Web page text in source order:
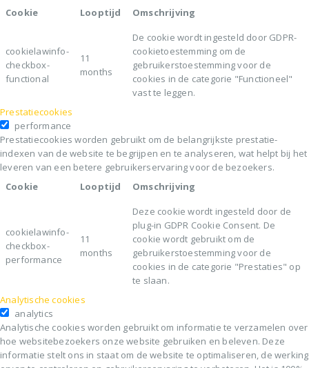
Cookie
Looptijd Omschrijving
cookielawinfo-
checkbox-
functional
11
months
De cookie wordt ingesteld door GDPR-
cookietoestemming om de
gebruikerstoestemming voor de
cookies in de categorie "Functioneel"
vast te leggen.
Prestatiecookies
performance
Prestatiecookies worden gebruikt om de belangrijkste prestatie-
indexen van de website te begrijpen en te analyseren, wat helpt bij het
leveren van een betere gebruikerservaring voor de bezoekers.
Cookie
Looptijd Omschrijving
cookielawinfo-
checkbox-
performance
11
months
Deze cookie wordt ingesteld door de
plug-in GDPR Cookie Consent. De
cookie wordt gebruikt om de
gebruikerstoestemming voor de
cookies in de categorie "Prestaties" op
te slaan.
Analytische cookies
analytics
Analytische cookies worden gebruikt om informatie te verzamelen over
hoe websitebezoekers onze website gebruiken en beleven. Deze
informatie stelt ons in staat om de website te optimaliseren, de werking